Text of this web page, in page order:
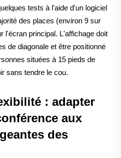
tests à l'aide d'un logiciel
des places (environ 9 sur
l'écran principal. L'affichage doit
de diagonale et être positionné
situées à 15 pieds de
sans tendre le cou.
: adapter
aux
des